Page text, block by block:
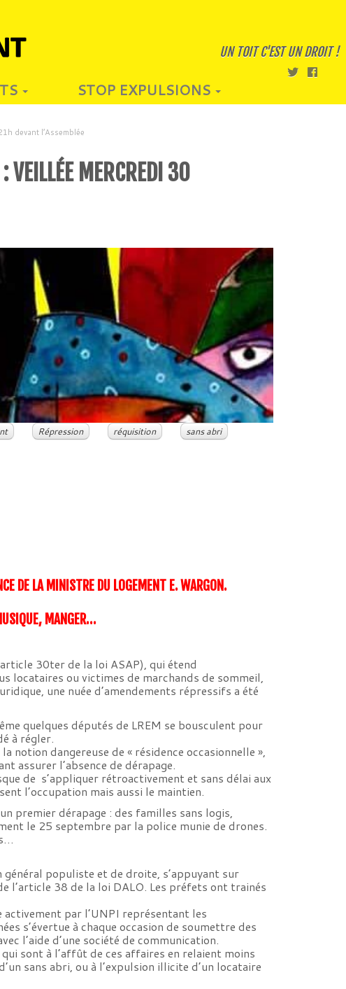
UN TOIT C'EST UN DROIT !
STOP EXPULSIONS
devant l’Assemblée
VEILLÉE MERCREDI 30
Répression réquisition
sans abri
DE LA MINISTRE DU LOGEMENT E. WARGON.
MANGER…
30ter de la loi ASAP), qui étend
locataires ou victimes de marchands de sommeil,
une nuée d’amendements répressifs a été
quelques députés de LREM se bousculent pour
à régler.
dangereuse de « résidence occasionnelle »,
assurer l’absence de dérapage.
de s’appliquer rétroactivement et sans délai aux
l’occupation mais aussi le maintien.
premier dérapage : des familles sans logis,
le 25 septembre par la police munie de drones.
général populiste et de droite, s’appuyant sur
l’article 38 de la loi DALO. Les préfets ont trainés
par l’UNPI représentant les
s’évertue à chaque occasion de soumettre des
l’aide d’une société de communication.
sont à l’affût de ces affaires en relaient moins
sans abri, ou à l’expulsion illicite d’un locataire